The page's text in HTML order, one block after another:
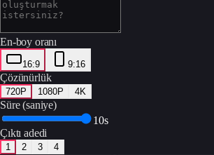
En-boy oranı
16:9 9:16
Çözünürlük
720P 1080P 4K
Süre (saniye)
10s
Çıktı adedi
1 2 3 4